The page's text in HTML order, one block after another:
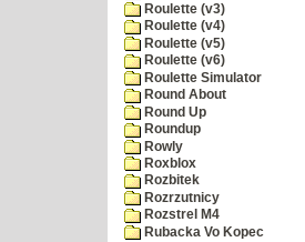
Roulette (v3)
Roulette (v4)
Roulette (v5)
Roulette (v6)
Roulette Simulator
Round About
Round Up
Roundup
Rowly
Roxblox
Rozbitek
Rozrzutnicy
Rozstrel M4
Rubacka Vo Kopec